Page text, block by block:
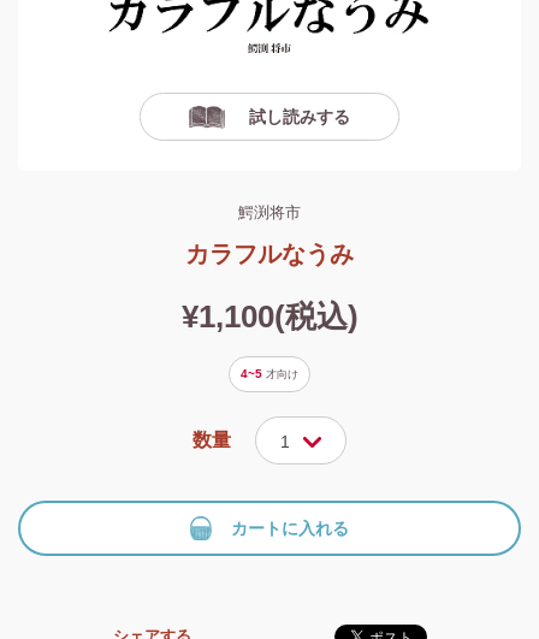
試し読みする
鰐渕将市
カラフルなうみ
¥1,100(税込)
4~5 才向け
数量 1
カートに入れる